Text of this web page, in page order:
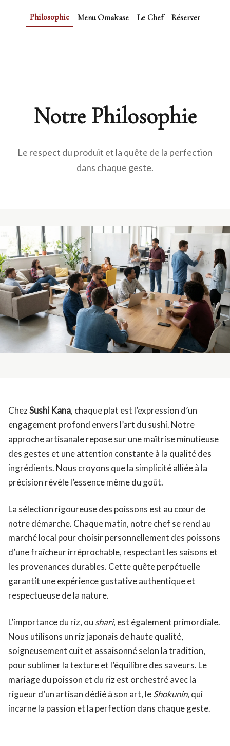
Philosophie Menu Omakase Le Chef Réserver
Notre Philosophie
Le respect du produit et la quête de la perfection
dans chaque geste.
ChezSushi Kana, chaque plat est l’expression d’un
engagement profond envers l’art du sushi. Notre
approche artisanale repose sur une maîtrise minutieuse
des gestes et une attention constante à la qualité des
ingrédients. Nous croyons que la simplicité alliée à la
précision révèle l’essence même du goût.
La sélection rigoureuse des poissons est au cœur de
notre démarche. Chaque matin, notre chef se rend au
marché local pour choisir personnellement des poissons
d’une fraîcheur irréprochable, respectant les saisons et
les provenances durables. Cette quête perpétuelle
garantit une expérience gustative authentique et
respectueuse de la nature.
L’importance du riz, ou shari, est également primordiale.
Nous utilisons un riz japonais de haute qualité,
soigneusement cuit et assaisonné selon la tradition,
pour sublimer la texture et l’équilibre des saveurs. Le
mariage du poisson et du riz est orchestré avec la
rigueur d’un artisan dédié à son art, leShokunin, qui
incarne la passion et la perfection dans chaque geste.